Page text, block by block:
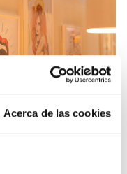
Acerca de las cookies